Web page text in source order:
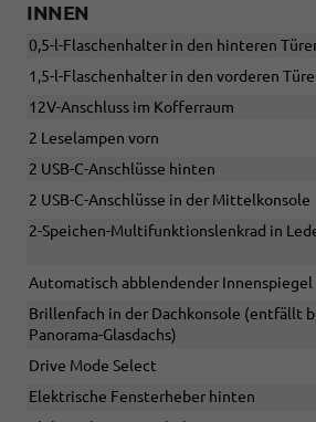
INNEN
0,5-l-Flaschenhalter in den hinteren
1,5-l-Flaschenhalter in den vorderen
12V-Anschluss im Kofferraum
2 Leselampen vorn
2 USB-C-Anschlüsse hinten
2 USB-C-Anschlüsse in der Mittelkonsole
2-Speichen-Multifunktionslenkrad in
Automatisch abblendender Innenspiegel
Brillenfach in der Dachkonsole (entfällt
Panorama-Glasdachs)
Drive Mode Select
Elektrische Fensterheber hinten